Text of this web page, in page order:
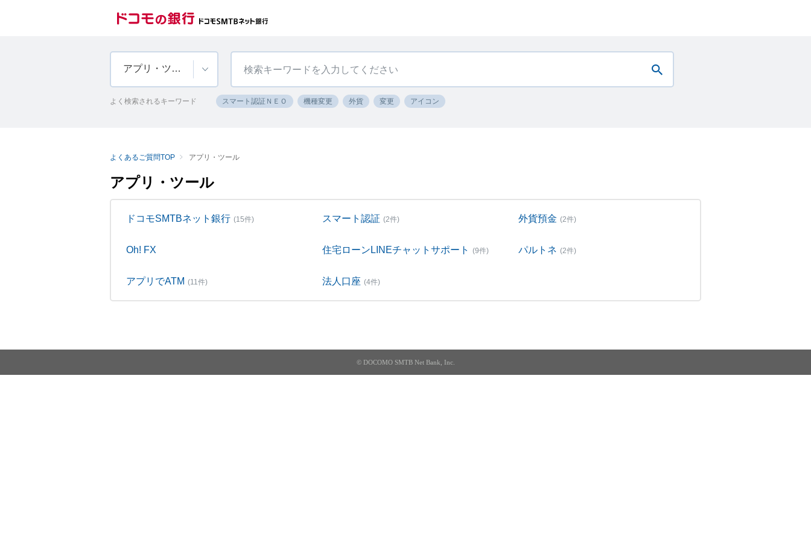
アプリ・ツール
よく検索されるキーワード スマート認証ＮＥＯ 機種変更 外貨 変更 アイコン
よくあるご質問TOP アプリ・ツール
アプリ・ツール
ドコモSMTBネット銀行 (15件) スマート認証 (2件) 外貨預金 (2件)
Oh! FX 住宅ローンLINEチャットサポート (9件) パルトネ (2件)
アプリでATM (11件) 法人口座 (4件)
© DOCOMO SMTB Net Bank, Inc.